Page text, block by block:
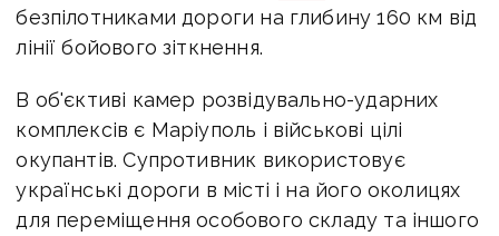
безпілотниками дороги на глибину 160 км від
лінії бойового зіткнення.
В об'єктиві камер розвідувально-ударних
комплексів є Маріуполь і військові цілі
окупантів. Супротивник використовує
українські дороги в місті і на його околицях
для переміщення особового складу та іншого